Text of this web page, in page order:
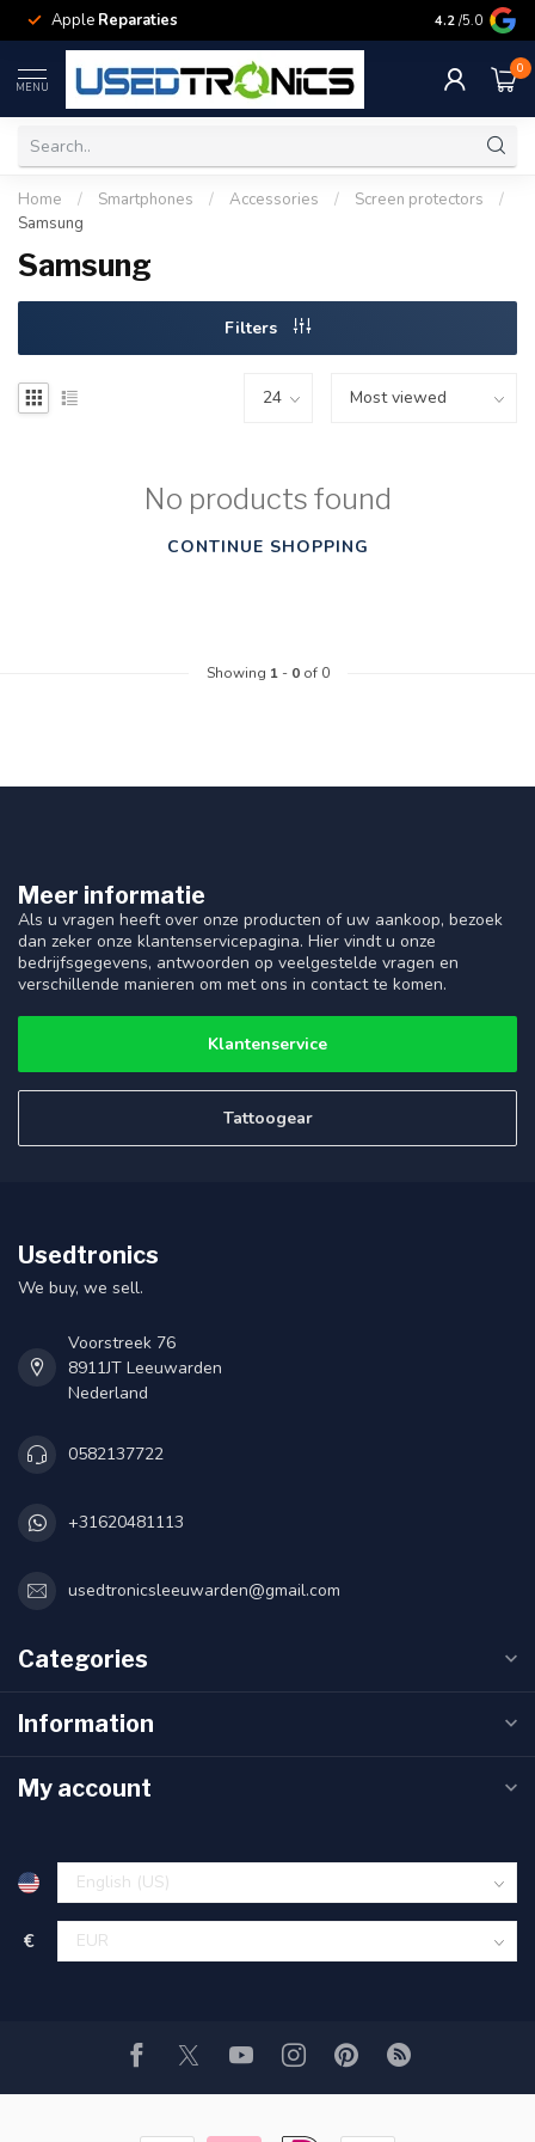
Apple Reparaties Samsung
4.2 /5.0
MENU
0
Home / Smartphones / Accessories / Screen protectors
/
Samsung
Samsung
Filters
No products found
CONTINUE SHOPPING
Showing 1- 0of 0
Meer informatie
Als u vragen heeft over onze producten of uw aankoop, bezoek
dan zeker onze klantenservicepagina. Hier vindt u onze
bedrijfsgegevens, antwoorden op veelgestelde vragen en
verschillende manieren om met ons in contact te komen.
Klantenservice
Tattoogear
Usedtronics
We buy, we sell.
Voorstreek 76
8911JT Leeuwarden
Nederland
0582137722
+31620481113
usedtronicsleeuwarden@gmail.com
Categories
Information
My account
€